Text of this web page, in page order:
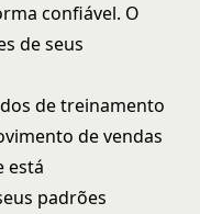
confiável. O
de seus
de treinamento
de vendas
está
padrões